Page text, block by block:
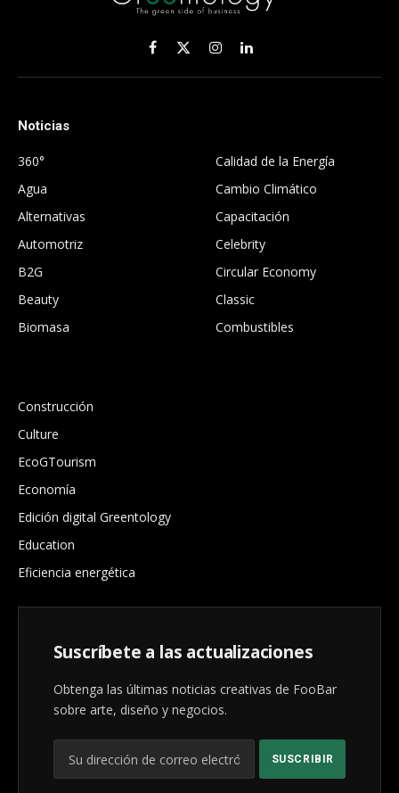
Facebook
X
(Twitter)
InstagramLinkedIn
Noticias
360°
Agua
Alternativas
Automotriz
B2G
Beauty
Biomasa
Calidad de la Energía
Cambio Climático
Capacitación
Celebrity
Circular Economy
Classic
Combustibles
Construcción
Culture
EcoGTourism
Economía
Edición digital Greentology
Education
Eficiencia energética
Suscríbete a las actualizaciones
Obtenga las últimas noticias creativas de FooBar
sobre arte, diseño y negocios.